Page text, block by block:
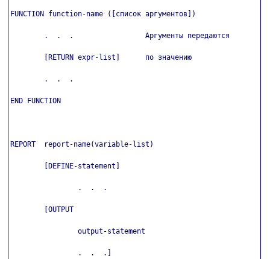
FUNCTION function-name ([список аргументов])
        .  .  .                 Аргументы передаются
        [RETURN expr-list]      по значению
        .  .  .
END FUNCTION
REPORT  report-name(variable-list)
        [DEFINE-statement]
                .  .  .
        [OUTPUT
                output-statement
                .  .  .]